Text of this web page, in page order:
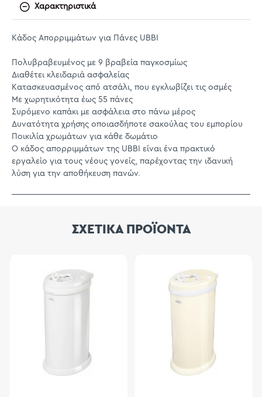
Χαρακτηριστικά
Κάδος Απορριμμάτων για Πάνες UBBI
Πολυβραβευμένος με 9 βραβεία παγκοσμίως
Διαθέτει κλειδαριά ασφαλείας
Κατασκευασμένος από ατσάλι, που εγκλωβίζει τις οσμές
Με χωρητικότητα έως 55 πάνες
Συρόμενο καπάκι με ασφάλεια στο πάνω μέρος
Δυνατότητα χρήσης οποιασδήποτε σακούλας του εμπορίου
Ποικιλία χρωμάτων για κάθε δωμάτιο
Ο κάδος απορριμμάτων της UBBI είναι ένα πρακτικό
εργαλείο για τους νέους γονείς, παρέχοντας την ιδανική
λύση για την αποθήκευση πανών.
ΣΧΕΤΙΚΑ ΠΡΟΪΟΝΤΑ